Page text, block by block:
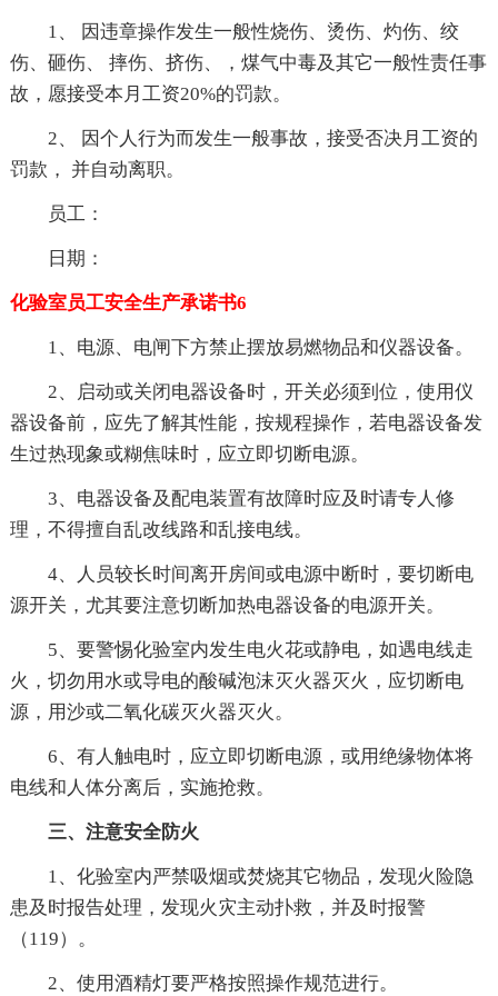
1、 因违章操作发生一般性烧伤、烫伤、灼伤、绞
伤、砸伤、 摔伤、挤伤、，煤气中毒及其它一般性责任事
故，愿接受本月工资20%的罚款。
2、 因个人行为而发生一般事故，接受否决月工资的
罚款， 并自动离职。
员工：
日期：
化验室员工安全生产承诺书6
1、电源、电闸下方禁止摆放易燃物品和仪器设备。
2、启动或关闭电器设备时，开关必须到位，使用仪
器设备前，应先了解其性能，按规程操作，若电器设备发
生过热现象或糊焦味时，应立即切断电源。
3、电器设备及配电装置有故障时应及时请专人修
理，不得擅自乱改线路和乱接电线。
4、人员较长时间离开房间或电源中断时，要切断电
源开关，尤其要注意切断加热电器设备的电源开关。
5、要警惕化验室内发生电火花或静电，如遇电线走
火，切勿用水或导电的酸碱泡沫灭火器灭火，应切断电
源，用沙或二氧化碳灭火器灭火。
6、有人触电时，应立即切断电源，或用绝缘物体将
电线和人体分离后，实施抢救。
三、注意安全防火
1、化验室内严禁吸烟或焚烧其它物品，发现火险隐
患及时报告处理，发现火灾主动扑救，并及时报警
（119）。
2、使用酒精灯要严格按照操作规范进行。